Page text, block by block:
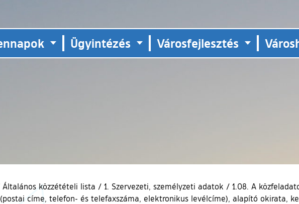
Ügyintézés Városfejlesztés
Általános közzétételi lista / 1. Szervezeti, személyzeti adatok / 1.08. A
címe, telefon- és telefaxszáma, elektronikus levélcíme), alapító okirata,